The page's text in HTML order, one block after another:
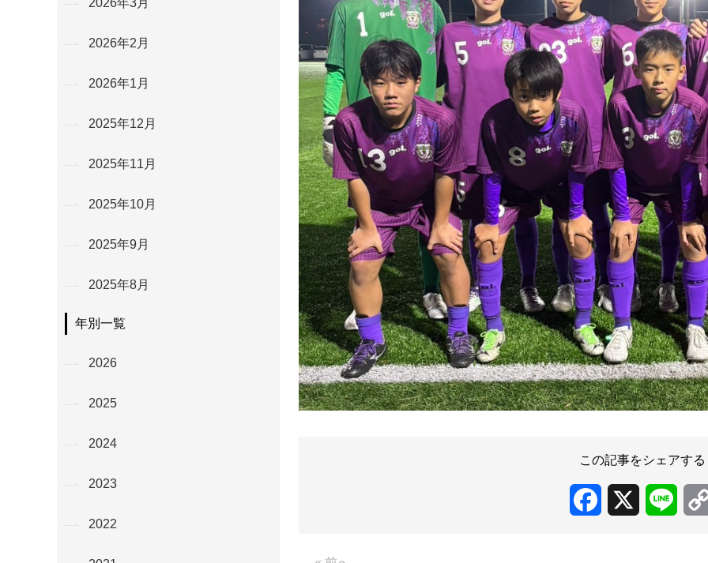
この記事をシェアする
Facebook Line
2026年3月
2026年2月
2026年1月
2025年12月
2025年11月
2025年10月
2025年9月
2025年8月
年別一覧
2026
2025
2024
2023
2022